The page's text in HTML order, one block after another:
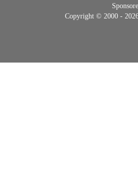
Copyright © 2000 -